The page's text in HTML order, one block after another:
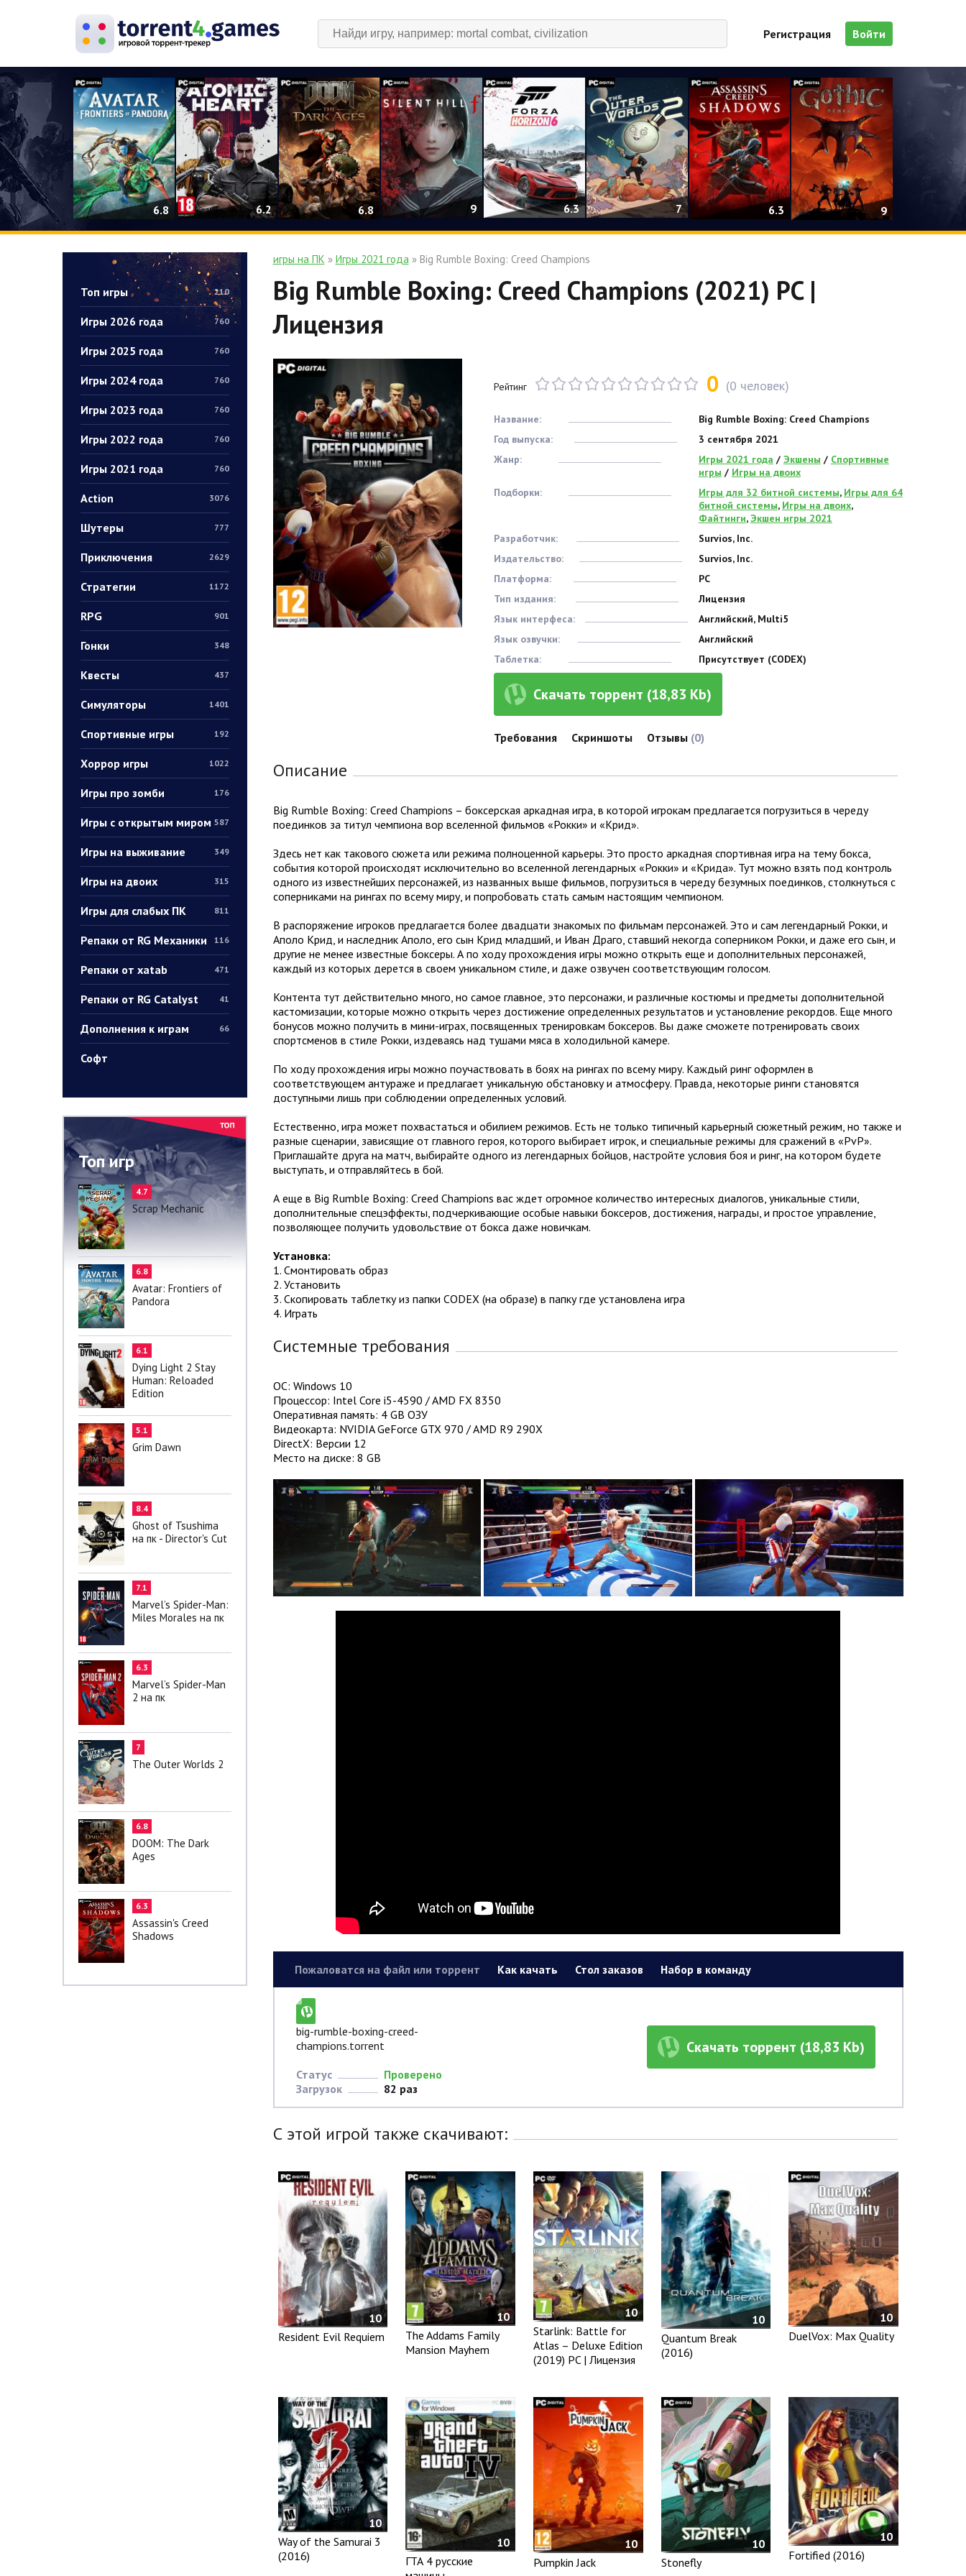
Регистрация Войти
6.8 6.2 6.8 9 6.3 7 6.3 9
Топ игры 210
Игры 2026 года 760
Игры 2025 года 760
Игры 2024 года 760
Игры 2023 года 760
Игры 2022 года 760
Игры 2021 года 760
Action 3076
Шутеры 777
Приключения 2629
Стратегии 1172
RPG 901
Гонки 348
Квесты 437
Симуляторы 1401
Спортивные игры 192
Хоррор игры 1022
Игры про зомби 176
Игры с открытым миром 587
Игры на выживание 349
Игры на двоих 315
Игры для слабых ПК 811
Репаки от RG Механики 116
Репаки от xatab 471
Репаки от RG Catalyst 41
Дополнения к играм 66
Софт
Топ игр
4.7
Scrap Mechanic
6.8
Avatar: Frontiers of
Pandora
6.1
Dying Light 2 Stay
Human: Reloaded
Edition
5.1
Grim Dawn
8.4
Ghost of Tsushima
на пк - Director's Cut
7.1
Marvel’s Spider-Man:
Miles Morales на пк
6.3
Marvel’s Spider-Man
2 на пк
7
The Outer Worlds 2
6.8
DOOM: The Dark
Ages
6.3
Assassin's Creed
Shadows
игры на ПК » Игры 2021 года» Big Rumble Boxing: Creed Champions
Big Rumble Boxing: Creed Champions (2021) PC |
Лицензия
Рейтинг 0 (0 человек)
Название:
Big Rumble Boxing: Creed Champions
Год выпуска:
3 сентября 2021
Жанр:
Игры 2021 года / Экшены / Спортивные
игры / Игры на двоих
Подборки:
Игры для 32 битной системы, Игры для 64
битной системы, Игры на двоих,
Файтинги,Экшен игры 2021
Разработчик:
Survios, Inc.
Издательство:
Survios, Inc.
Платформа:
PC
Тип издания:
Лицензия
Язык интерфеса:
Английский, Multi5
Язык озвучки:
Английский
Таблетка:
Присутствует (CODEX)
Скачать торрент (18,83 Kb)
Требования Скриншоты Отзывы (0)
Описание
Big Rumble Boxing: Creed Champions – боксерская аркадная игра, в которой игрокам предлагается погрузиться в череду
поединков за титул чемпиона вор вселенной фильмов «Рокки» и «Крид».
Здесь нет как такового сюжета или режима полноценной карьеры. Это просто аркадная спортивная игра на тему бокса,
события которой происходят исключительно во вселенной легендарных «Рокки» и «Крида». Тут можно взять под контроль
одного из известнейших персонажей, из названных выше фильмов, погрузиться в череду безумных поединков, столкнуться с
соперниками на рингах по всему миру, и попробовать стать самым настоящим чемпионом.
В распоряжение игроков предлагается более двадцати знакомых по фильмам персонажей. Это и сам легендарный Рокки, и
Аполо Крид, и наследник Аполо, его сын Крид младший, и Иван Драго, ставший некогда соперником Рокки, и даже его сын, и
другие не менее известные боксеры. А по ходу прохождения игры можно открыть еще и дополнительных персонажей,
каждый из которых дерется в своем уникальном стиле, и даже озвучен соответствующим голосом.
Контента тут действительно много, но самое главное, это персонажи, и различные костюмы и предметы дополнительной
кастомизации, которые можно открыть через достижение определенных результатов и установление рекордов. Еще много
бонусов можно получить в мини-играх, посвященных тренировкам боксеров. Вы даже сможете потренировать своих
спортсменов в стиле Рокки, издеваясь над тушами мяса в холодильной камере.
По ходу прохождения игры можно поучаствовать в боях на рингах по всему миру. Каждый ринг оформлен в
соответствующем антураже и предлагает уникальную обстановку и атмосферу. Правда, некоторые ринги становятся
доступными лишь при соблюдении определенных условий.
Естественно, игра может похвастаться и обилием режимов. Есть не только типичный карьерный сюжетный режим, но также и
разные сценарии, зависящие от главного героя, которого выбирает игрок, и специальные режимы для сражений в «PvP».
Приглашайте друга на матч, выбирайте одного из легендарных бойцов, настройте условия боя и ринг, на котором будете
выступать, и отправляйтесь в бой.
А еще в Big Rumble Boxing: Creed Champions вас ждет огромное количество интересных диалогов, уникальные стили,
дополнительные спецэффекты, подчеркивающие особые навыки боксеров, достижения, награды, и простое управление,
позволяющее получить удовольствие от бокса даже новичкам.
Установка:
1. Смонтировать образ
2. Установить
3. Скопировать таблетку из папки CODEX (на образе) в папку где установлена игра
4. Играть
Системные требования
ОС: Windows 10
Процессор: Intel Core i5-4590 / AMD FX 8350
Оперативная память: 4 GB ОЗУ
Видеокарта: NVIDIA GeForce GTX 970 / AMD R9 290X
DirectX: Версии 12
Место на диске: 8 GB
Пожаловатся на файл или торрент Как качать Стол заказов Набор в команду
big-rumble-boxing-creed-
champions.torrent
Статус
Проверено
Загрузок
82 раз
Скачать торрент (18,83 Kb)
С этой игрой также скачивают:
10
Resident Evil Requiem
10
The Addams Family
Mansion Mayhem
10
Starlink: Battle for
Atlas – Deluxe Edition
(2019) PC | Лицензия
10
Quantum Break
(2016)
10
DuelVox: Max Quality
10
Way of the Samurai 3
(2016)
10
ГТА 4 русские
10
Pumpkin Jack
10
Stonefly
10
Fortified (2016)